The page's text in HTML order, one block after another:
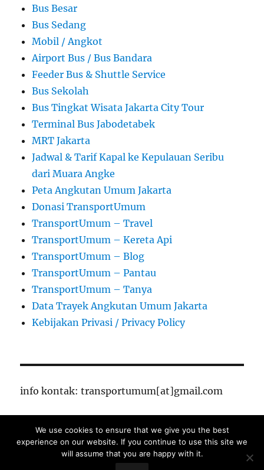
Bus Besar
Bus Sedang
Mobil / Angkot
Airport Bus / Bus Bandara
Feeder Bus & Shuttle Service
Bus Sekolah
Bus Tingkat Wisata Jakarta City Tour
Terminal Bus Jabodetabek
MRT Jakarta
Jadwal & Tarif Kapal ke Kepulauan Seribu
dari Muara Angke
Peta Angkutan Umum Jakarta
Donasi TransportUmum
TransportUmum – Travel
TransportUmum – Kereta Api
TransportUmum – Blog
TransportUmum – Pantau
TransportUmum – Tanya
Data Trayek Angkutan Umum Jakarta
Kebijakan Privasi / Privacy Policy
info kontak: transportumum[at]gmail.com
TransportUmum – Jakarta
Proudly powered by
WordPress
We use cookies to ensure that we give you the best
experience on our website. If you continue to use this site we
will assume that you are happy with it.